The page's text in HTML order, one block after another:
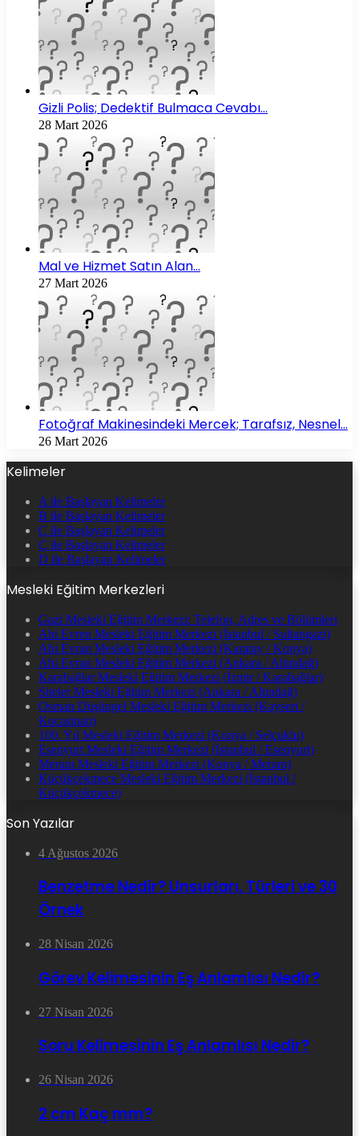
Gizli Polis; Dedektif Bulmaca Cevabı…
28 Mart 2026
Mal ve Hizmet Satın Alan…
27 Mart 2026
Fotoğraf Makinesindeki Mercek; Tarafsız, Nesnel…
26 Mart 2026
Kelimeler
A ile Başlayan Kelimeler
B ile Başlayan Kelimeler
C ile Başlayan Kelimeler
Ç ile Başlayan Kelimeler
D ile Başlayan Kelimeler
Mesleki Eğitim Merkezleri
Gazi Mesleki Eğitim Merkezi: Telefon, Adres ve Bölümleri
Ahi Evren Mesleki Eğitim Merkezi (İstanbul / Sultangazi)
Ahi Evran Mesleki Eğitim Merkezi (Karatay / Konya)
Ahi Evran Mesleki Eğitim Merkezi (Ankara / Altındağ)
Karabağlar Mesleki Eğitim Merkezi (İzmir / Karabağlar)
Siteler Mesleki Eğitim Merkezi (Ankara / Altındağ)
Osman Düşüngel Mesleki Eğitim Merkezi (Kayseri /
Kocasinan)
100. Yıl Mesleki Eğitim Merkezi (Konya / Selçuklu)
Esenyurt Mesleki Eğitim Merkezi (İstanbul / Esenyurt)
Meram Mesleki Eğitim Merkezi (Konya / Meram)
Küçükçekmece Mesleki Eğitim Merkezi (İstanbul /
Küçükçekmece)
Son Yazılar
4 Ağustos 2026
Benzetme Nedir? Unsurları, Türleri ve 30
Örnek
28 Nisan 2026
Görev Kelimesinin Eş Anlamlısı Nedir?
27 Nisan 2026
Soru Kelimesinin Eş Anlamlısı Nedir?
26 Nisan 2026
2 cm Kaç mm?